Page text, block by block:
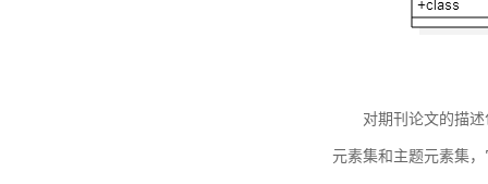
对期刊论文的描
元素集和主题元素集